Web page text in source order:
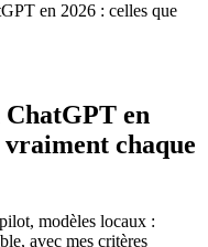
en 2026 : celles que
ChatGPT en
chaque
modèles locaux :
avec mes critères